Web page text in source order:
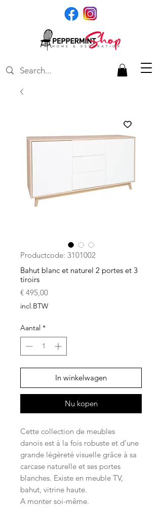
Productcode: 3101002
Bahut blanc et naturel 2 portes et 3
tiroirs
€ 495,00Prijs
incl.BTW
Aantal *
In winkelwagen
Nu kopen
Cette collection de meubles
danois est à la fois robuste et d’une
grande légèreté visuelle grâce à sa
carcase naturelle et ses portes
blanches. Existe en meuble TV,
bahut, vitrine haute.
A monter soi-même.